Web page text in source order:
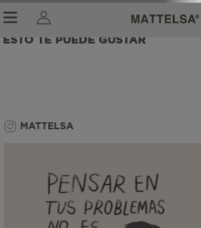
ESTO TE PUEDE GUSTAR
MATTELSA